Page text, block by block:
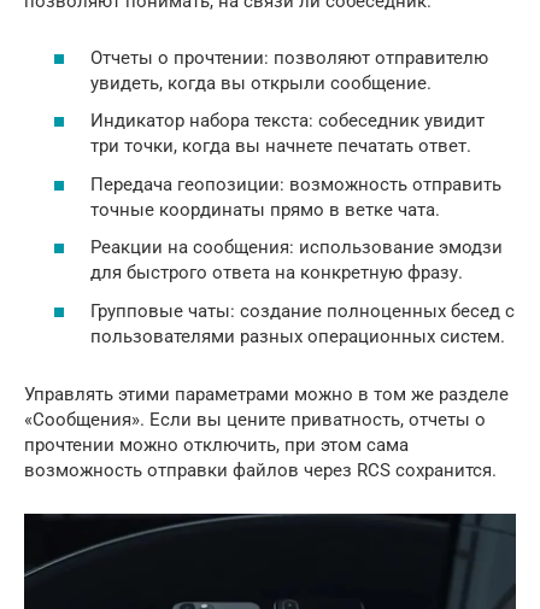
Отчеты о прочтении: позволяют отправителю
увидеть, когда вы открыли сообщение.
Индикатор набора текста: собеседник увидит
три точки, когда вы начнете печатать ответ.
Передача геопозиции: возможность отправить
точные координаты прямо в ветке чата.
Реакции на сообщения: использование эмодзи
для быстрого ответа на конкретную фразу.
Групповые чаты: создание полноценных бесед с
пользователями разных операционных систем.
Управлять этими параметрами можно в том же разделе
«Сообщения». Если вы цените приватность, отчеты о
прочтении можно отключить, при этом сама
возможность отправки файлов через RCS сохранится.